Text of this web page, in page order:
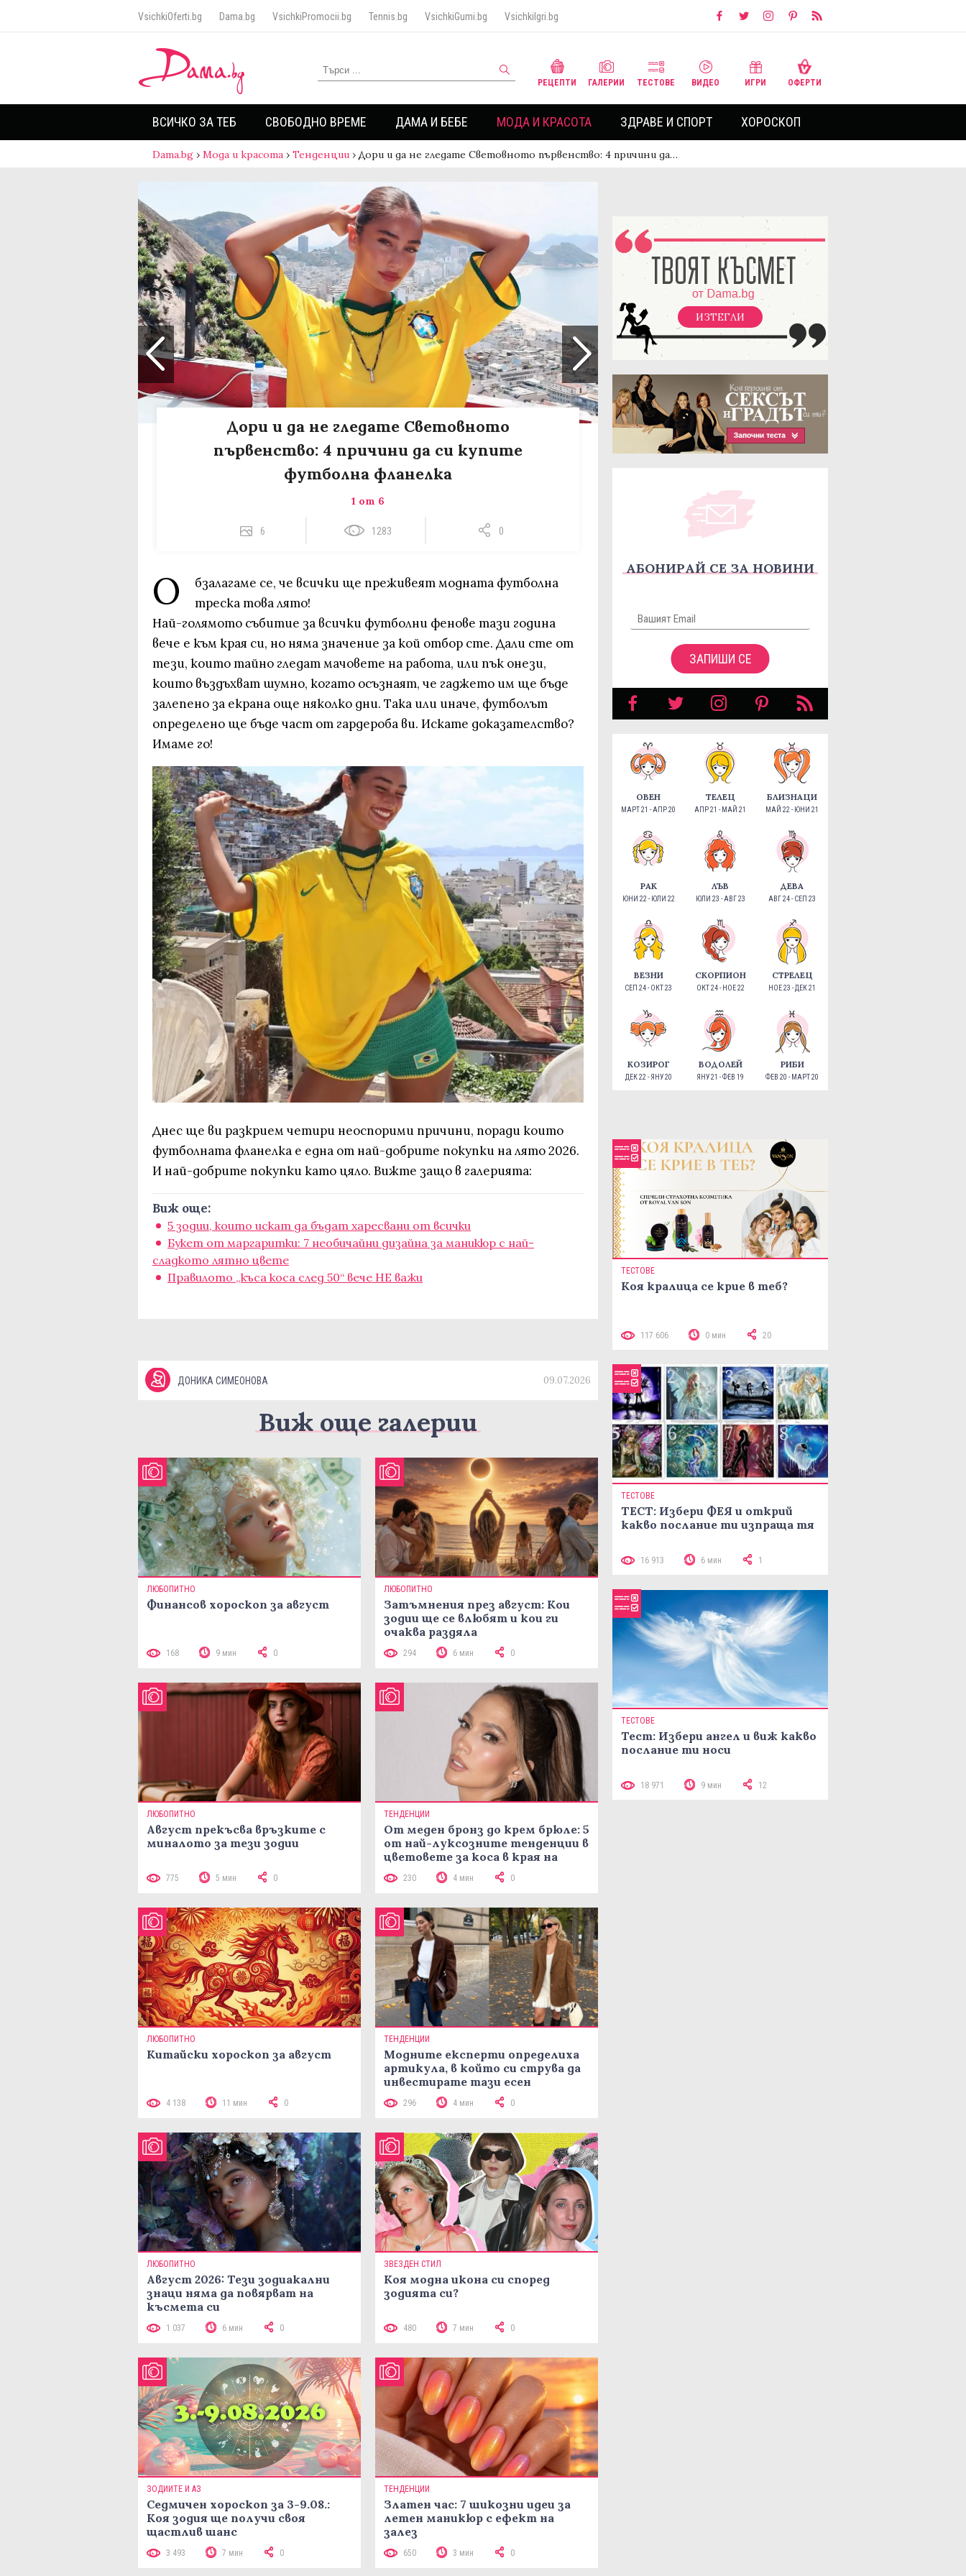
VsichkiOferti.bg Dama.bg VsichkiPromocii.bg Tennis.bg VsichkiGumi.bg VsichkiIgri.bg
РЕЦЕПТИ ГАЛЕРИИ ТЕСТОВЕ ВИДЕО ИГРИ ОФЕРТИ
ВСИЧКО ЗА ТЕБ СВОБОДНО ВРЕМЕ ДАМА И БЕБЕ МОДА И КРАСОТА ЗДРАВЕ И СПОРТ ХОРОСКОП
Dama.bg › Мода и красота › Тенденции ›Дори и да не гледате Световното първенство: 4 причини да…
Дори и да не гледате Световното
първенство: 4 причини да си купите
футболна фланелка
1 от 6
6 1283 0
О
бзалагаме се, че всички ще преживеят модната футболна
треска това лято!
Най-голямото събитие за всички футболни фенове тази година
вече е към края си, но няма значение за кой отбор сте. Дали сте от
тези, които тайно гледат мачовете на работа, или пък онези,
които въздъхват шумно, когато осъзнаят, че гаджето им ще бъде
залепено за екрана още няколко дни. Така или иначе, футболът
определено ще бъде част от гардероба ви. Искате доказателство?
Имаме го!
Днес ще ви разкрием четири неоспорими причини, поради които
футболната фланелка е една от най-добрите покупки на лято 2026.
И най-добрите покупки като цяло. Вижте защо в галерията:
Виж още:
5 зодии, които искат да бъдат харесвани от всички
Букет от маргаритки: 7 необичайни дизайна за маникюр с най-
сладкото лятно цвете
Правилото „къса коса след 50“ вече НЕ важи
ДОНИКА СИМЕОНОВА 09.07.2026
Виж още галерии
ЛЮБОПИТНО
Финансов хороскоп за август
168 9 мин 0
ЛЮБОПИТНО
Затъмнения през август: Кои
зодии ще се влюбят и кои ги
очаква раздяла
294 6 мин 0
ЛЮБОПИТНО
Август прекъсва връзките с
миналото за тези зодии
775 5 мин 0
ТЕНДЕНЦИИ
От меден бронз до крем брюле: 5
от най-луксозните тенденции в
цветовете за коса в края на
230 4 мин 0
ЛЮБОПИТНО
Китайски хороскоп за август
4 138 11 мин 0
ТЕНДЕНЦИИ
Модните експерти определиха
артикула, в който си струва да
инвестирате тази есен
296 4 мин 0
ЛЮБОПИТНО
Август 2026: Тези зодиакални
знаци няма да повярват на
късмета си
1 037 6 мин 0
ЗВЕЗДЕН СТИЛ
Коя модна икона си според
зодията си?
480 7 мин 0
ЗОДИИТЕ И АЗ
Седмичен хороскоп за 3-9.08.:
Коя зодия ще получи своя
щастлив шанс
3 493 7 мин 0
ТЕНДЕНЦИИ
Златен час: 7 шикозни идеи за
летен маникюр с ефект на
залез
650 3 мин 0
ИЗТЕГЛИ
АБОНИРАЙ СЕ ЗА НОВИНИ
ЗАПИШИ СЕ
ОВЕН
МАРТ 21 - АПР 20
ТЕЛЕЦ
АПР 21 - МАЙ 21
БЛИЗНАЦИ
МАЙ 22 - ЮНИ 21
РАК
ЮНИ 22 - ЮЛИ 22
ЛЪВ
ЮЛИ 23 - АВГ 23
ДЕВА
АВГ 24 - СЕП 23
ВЕЗНИ
СЕП 24 - ОКТ 23
СКОРПИОН
ОКТ 24 - НОЕ 22
СТРЕЛЕЦ
НОЕ 23 - ДЕК 21
КОЗИРОГ
ДЕК 22 - ЯНУ 20
ВОДОЛЕЙ
ЯНУ 21 - ФЕВ 19
РИБИ
ФЕВ 20 - МАРТ 20
ТЕСТОВЕ
Коя кралица се крие в теб?
117 606 0 мин 20
ТЕСТОВЕ
ТЕСТ: Избери ФЕЯ и открий
какво послание ти изпраща тя
16 913 6 мин 1
ТЕСТОВЕ
Тест: Избери ангел и виж какво
послание ти носи
18 971 9 мин 12